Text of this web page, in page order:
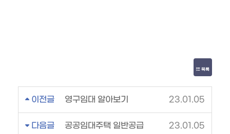
목록
이전글 영구임대 알아보기 23.01.05
다음글 공공임대주택 일반공급 23.01.05